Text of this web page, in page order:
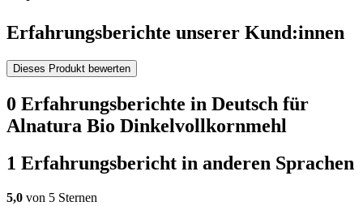
Erfahrungsberichte unserer Kund:innen
Dieses Produkt bewerten
0 Erfahrungsberichte in Deutsch für
Alnatura Bio Dinkelvollkornmehl
1 Erfahrungsbericht in anderen Sprachen
5,0 von 5 Sternen